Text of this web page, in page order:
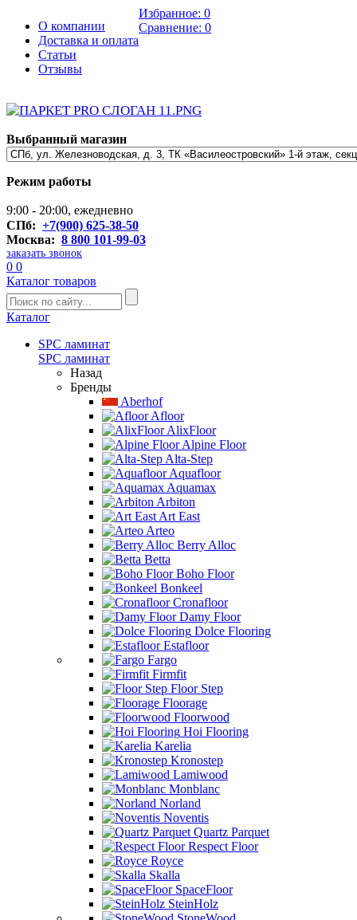
О компании
Доставка и оплата
Статьи
Отзывы
Избранное: 0
Сравнение: 0
Выбранный магазин
Режим работы
9:00 - 20:00, ежедневно
СПб: +7(900) 625-38-50
Москва: 8 800 101-99-03
заказать звонок
0 0
Каталог товаров
Каталог
SPC ламинат
SPC ламинат
Назад
Бренды
Aberhof
Afloor
AlixFloor
Alpine Floor
Alta-Step
Aquafloor
Aquamax
Arbiton
Art East
Arteo
Berry Alloc
Betta
Boho Floor
Bonkeel
Cronafloor
Damy Floor
Dolce Flooring
Estafloor
Fargo
Firmfit
Floor Step
Floorage
Floorwood
Hoi Flooring
Karelia
Kronostep
Lamiwood
Monblanc
Norland
Noventis
Quartz Parquet
Respect Floor
Royce
Skalla
SpaceFloor
SteinHolz